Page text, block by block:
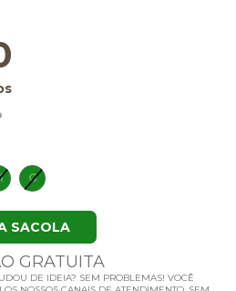
G
SACOLA
O GRATUITA
DE IDEIA? SEM PROBLEMAS! VOCÊ